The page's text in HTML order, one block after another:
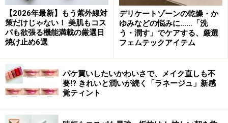
えるカラーリップとして幅広い世代から支持されていま
す。
夏限定カラーは“涼しげなニュアンス”がポ
イント
今回発売の限定色は、暑い季節に似合う涼しげな2色。
塗るたびクール感が感じられるので夏のマストアイテムに！
【2026年最新】もう紫外線対
策だけじゃない！ 美肌もコス
パも欲張る機能満載の厳選日
焼け止め6選
デリケートゾーンの乾燥・か
ゆみなどの悩みに……「洗
う・潤す」でケアする、厳選
フェムテックアイテム
パケ買いしたいかわいさで、メイク直しも不
要!? きれいと潤いが続く「ラネージュ」新感
覚ティント